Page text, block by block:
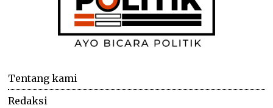
Tentang kami
Redaksi